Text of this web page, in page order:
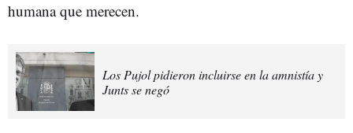
humana que merecen.
Los Pujol pidieron incluirse en la amnistía y
Junts se negó